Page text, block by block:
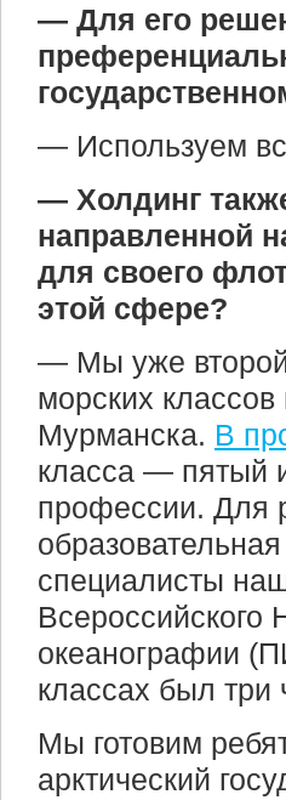
— Для его
— Используем
— Холдинг
направленной
для своего
этой сфере?
— Мы уже
морских
Мурманска. В
класса — пятый
профессии. Для
специалисты
Всероссийского
океанографии
классах был три
Мы готовим
арктический